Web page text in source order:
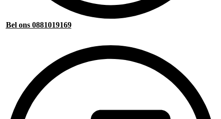
Bel ons 0881019169